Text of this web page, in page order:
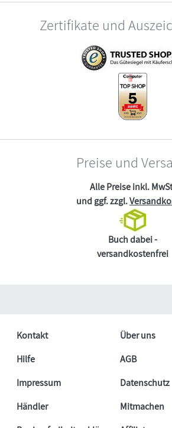
Zertifikate und
Preise und
Alle Preise inkl.
und ggf. zzgl.
Buch dabei -
versandkostenfrei
Kontakt
Über uns
Hilfe
AGB
Impressum
Datenschutz
Händler
Mitmachen